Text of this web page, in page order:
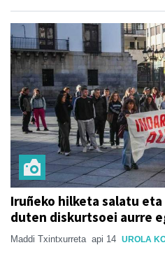
Iruñeko hilketa salatu
duten diskurtsoei aurre
Maddi Txintxurreta api 14 UROLA